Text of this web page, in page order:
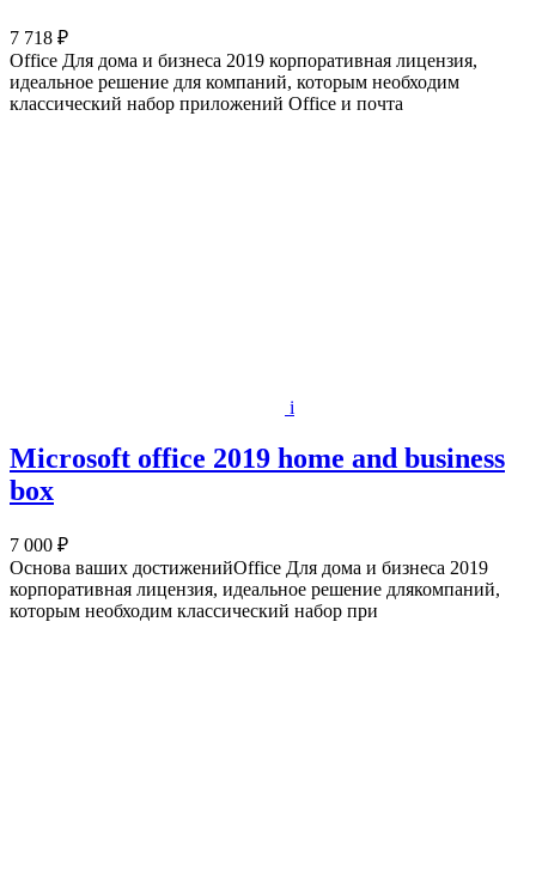
7 718 ₽
Office Для дома и бизнеса 2019 корпоративная лицензия,
идеальное решение для компаний, которым необходим
классический набор приложений Office и почта
i
Microsoft office 2019 home and business
box
7 000 ₽
Основа ваших достиженийOffice Для дома и бизнеса 2019
корпоративная лицензия, идеальное решение длякомпаний,
которым необходим классический набор при